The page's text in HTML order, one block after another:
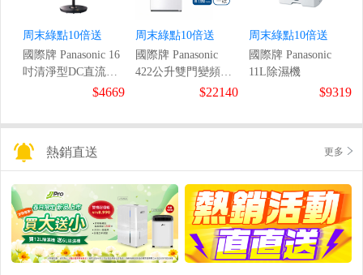
周末綠點10倍送
國際牌 Panasonic 16
吋清淨型DC直流風
$4669
周末綠點10倍送
國際牌 Panasonic
422公升雙門變頻冰
$22140
周末綠點10倍送
國際牌 Panasonic
11L除濕機
$9319
熱銷直送 更多